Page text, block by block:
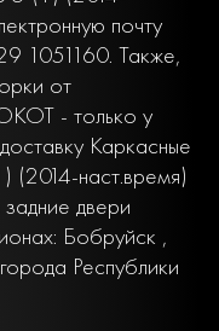
почту
1051160. Также,
от
- только у
Каркасные
(2014-наст.время)
двери
Бобруйск ,
Республики